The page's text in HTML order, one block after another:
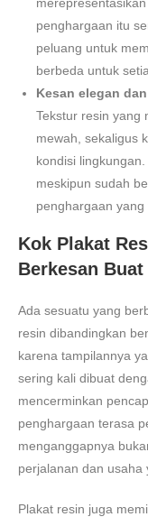
penghargaan itu
peluang untuk
berbeda untuk
Kesan elegan
Tekstur resin yang
mewah, sekaligus
kondisi
meskipun sudah
penghargaan yang
Kok Plakat
Berkesan
Ada sesuatu yang
resin dibandingkan
karena tampilannya
sering kali dibuat
mencerminkan
penghargaan terasa
menganggapnya
perjalanan dan usaha
Plakat resin juga